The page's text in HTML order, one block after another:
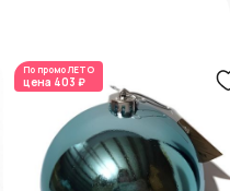
По промоЛЕТО
цена 403 ₽